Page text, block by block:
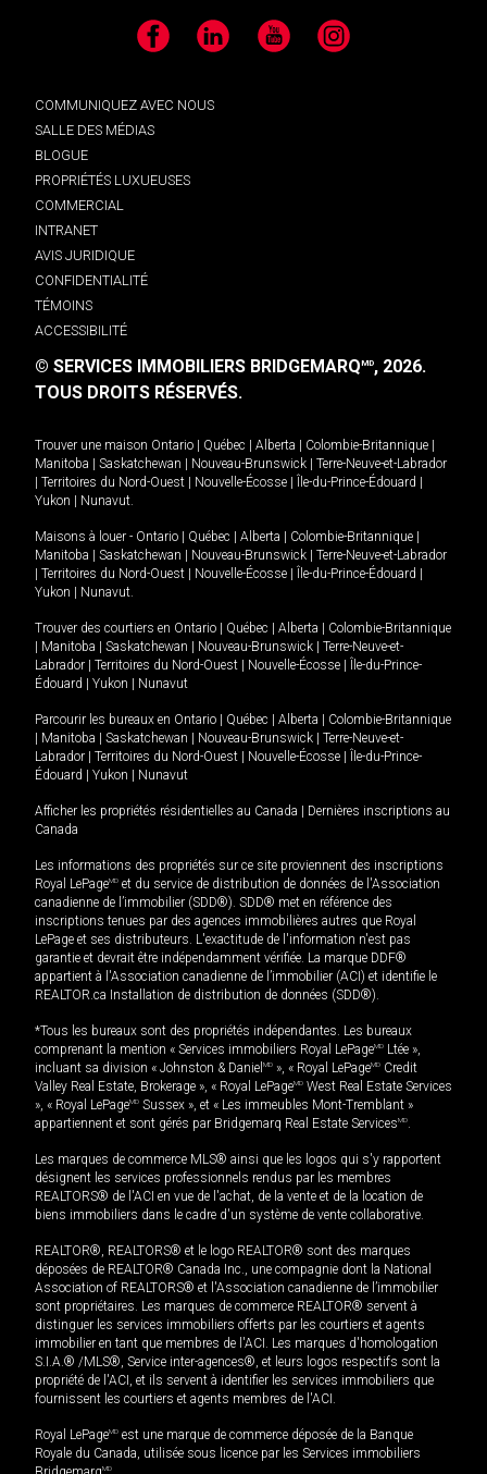
Facebook LinkedIn YouTube Instagram
COMMUNIQUEZ AVEC NOUS
SALLE DES MÉDIAS
BLOGUE
PROPRIÉTÉS LUXUEUSES
COMMERCIAL
INTRANET
AVIS JURIDIQUE
CONFIDENTIALITÉ
TÉMOINS
ACCESSIBILITÉ
© SERVICES IMMOBILIERS BRIDGEMARQMD, 2026.
TOUS DROITS RÉSERVÉS.
Trouver une maison Ontario Québec Alberta Colombie-Britannique
Manitoba
Saskatchewan Nouveau-Brunswick
Terre-Neuve-et-Labrador
Territoires du Nord-Ouest Nouvelle-Écosse Île-du-Prince-Édouard
Yukon
Nunavut.
Maisons à louer - Ontario Québec Alberta Colombie-Britannique
Manitoba
Saskatchewan Nouveau-Brunswick
Terre-Neuve-et-Labrador
Territoires du Nord-Ouest Nouvelle-Écosse Île-du-Prince-Édouard
Yukon
Nunavut.
Trouver des courtiers en Ontario Québec Alberta
Colombie-Britannique
Manitoba Saskatchewan Nouveau-Brunswick
Terre-Neuve-et-
Labrador
Territoires du Nord-Ouest Nouvelle-Écosse
Île-du-Prince-
Édouard
Yukon Nunavut
Parcourir les bureaux en Ontario Québec Alberta
Colombie-Britannique
Manitoba Saskatchewan Nouveau-Brunswick
Terre-Neuve-et-
Labrador
Territoires du Nord-Ouest Nouvelle-Écosse
Île-du-Prince-
Édouard
Yukon Nunavut
Afficher les propriétés résidentielles au Canada
Dernières inscriptions au
Canada
Les informations des propriétés sur ce site proviennent des inscriptions
Royal LePageMD et du service de distribution de données de l'Association
canadienne de l’immobilier (SDD®). SDD® met en référence des
inscriptions tenues par des agences immobilières autres que Royal
LePage et ses distributeurs. L'exactitude de l'information n'est pas
garantie et devrait être indépendamment vérifiée. La marque DDF®
appartient à l'Association canadienne de l’immobilier (ACI) et identifie le
REALTOR.ca Installation de distribution de données (SDD®).
*Tous les bureaux sont des propriétés indépendantes. Les bureaux
comprenant la mention « Services immobiliers Royal LePageMD Ltée »,
incluant sa division « Johnston & Daniel MD », « Royal LePageMD Credit
Valley Real Estate, Brokerage », « Royal LePageMD West Real Estate Services
», « Royal LePageMD Sussex », et « Les immeubles Mont-Tremblant »
appartiennent et sont gérés par Bridgemarq Real Estate ServicesMD.
Les marques de commerce MLS® ainsi que les logos qui s'y rapportent
désignent les services professionnels rendus par les membres
REALTORS® de l'ACI en vue de l'achat, de la vente et de la location de
biens immobiliers dans le cadre d'un système de vente collaborative.
REALTOR®, REALTORS® et le logo REALTOR® sont des marques
déposées de REALTOR® Canada Inc., une compagnie dont la National
Association of REALTORS® et l'Association canadienne de l’immobilier
sont propriétaires. Les marques de commerce REALTOR® servent à
distinguer les services immobiliers offerts par les courtiers et agents
immobilier en tant que membres de l'ACI. Les marques d'homologation
S.I.A.® /MLS®, Service inter-agences®, et leurs logos respectifs sont la
propriété de l'ACI, et ils servent à identifier les services immobiliers que
fournissent les courtiers et agents membres de l'ACI.
Royal LePageMD est une marque de commerce déposée de la Banque
Royale du Canada, utilisée sous licence par les Services immobiliers
MD